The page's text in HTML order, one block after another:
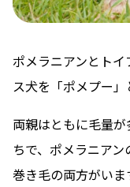
ポメラニアンとト
ス犬を「ポメプー」
両親はともに毛量
ちで、ポメラニア
巻き毛の両方がいま